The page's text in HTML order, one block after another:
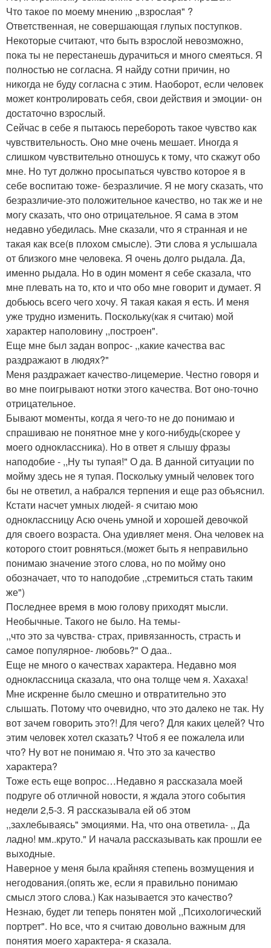
Что такое по моему мнению ,,взрослая" ?
Ответственная, не совершающая глупых поступков.
Некоторые считают, что быть взрослой невозможно,
пока ты не перестанешь дурачиться и много смеяться. Я
полностью не согласна. Я найду сотни причин, но
никогда не буду согласна с этим. Наоборот, если человек
может контролировать себя, свои действия и эмоции- он
достаточно взрослый.
Сейчас в себе я пытаюсь перебороть такое чувство как
чувствительность. Оно мне очень мешает. Иногда я
слишком чувствительно отношусь к тому, что скажут обо
мне. Но тут должно просыпаться чувство которое я в
себе воспитаю тоже- безразличие. Я не могу сказать, что
безразличие-это положительное качество, но так же и не
могу сказать, что оно отрицательное. Я сама в этом
недавно убедилась. Мне сказали, что я странная и не
такая как все(в плохом смысле). Эти слова я услышала
от близкого мне человека. Я очень долго рыдала. Да,
именно рыдала. Но в один момент я себе сказала, что
мне плевать на то, кто и что обо мне говорит и думает. Я
добьюсь всего чего хочу. Я такая какая я есть. И меня
уже трудно изменить. Поскольку(как я считаю) мой
характер наполовину ,,построен".
Еще мне был задан вопрос- ,,какие качества вас
раздражают в людях?"
Меня раздражает качество-лицемерие. Честно говоря и
во мне поигрывают нотки этого качества. Вот оно-точно
отрицательное.
Бывают моменты, когда я чего-то не до понимаю и
спрашиваю не понятное мне у кого-нибудь(скорее у
моего одноклассника). Но в ответ я слышу фразы
наподобие - ,,Ну ты тупая!" О да. В данной ситуации по
мойму здесь не я тупая. Поскольку умный человек того
бы не ответил, а набрался терпения и еще раз объяснил.
Кстати насчет умных людей- я считаю мою
одноклассницу Асю очень умной и хорошей девочкой
для своего возраста. Она удивляет меня. Она человек на
которого стоит ровняться.(может быть я неправильно
понимаю значение этого слова, но по мойму оно
обозначает, что то наподобие ,,стремиться стать таким
же")
Последнее время в мою голову приходят мысли.
Необычные. Такого не было. На темы-
,,что это за чувства- страх, привязанность, страсть и
самое популярное- любовь?" О даа..
Еще не много о качествах характера. Недавно моя
одноклассница сказала, что она толще чем я. Хахаха!
Мне искренне было смешно и отвратительно это
слышать. Потому что очевидно, что это далеко не так. Ну
вот зачем говорить это?! Для чего? Для каких целей? Что
этим человек хотел сказать? Чтоб я ее пожалела или
что? Ну вот не понимаю я. Что это за качество
характера?
Тоже есть еще вопрос…Недавно я рассказала моей
подруге об отличной новости, я ждала этого события
недели 2,5-3. Я рассказывала ей об этом
,,захлебываясь" эмоциями. На, что она ответила- ,, Да
ладно! мм..круто." И начала рассказывать как прошли ее
выходные.
Наверное у меня была крайняя степень возмущения и
негодования.(опять же, если я правильно понимаю
смысл этого слова.) Как называется это качество?
Незнаю, будет ли теперь понятен мой ,,Психологический
портрет". Но все, что я считаю довольно важным для
понятия моего характера- я сказала.